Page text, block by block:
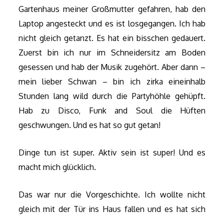
Gartenhaus meiner Großmutter gefahren, hab den
Laptop angesteckt und es ist losgegangen. Ich hab
nicht gleich getanzt. Es hat ein bisschen gedauert.
Zuerst bin ich nur im Schneidersitz am Boden
gesessen und hab der Musik zugehört. Aber dann –
mein lieber Schwan – bin ich zirka eineinhalb
Stunden lang wild durch die Partyhöhle gehüpft.
Hab zu Disco, Funk and Soul die Hüften
geschwungen. Und es hat so gut getan!
Dinge tun ist super. Aktiv sein ist super! Und es
macht mich glücklich.
Das war nur die Vorgeschichte. Ich wollte nicht
gleich mit der Tür ins Haus fallen und es hat sich